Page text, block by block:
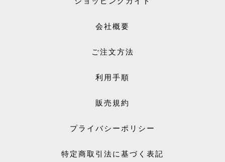
会社概要
ご注文方法
利用手順
販売規約
プライバシーポリシー
特定商取引法に基づく表記